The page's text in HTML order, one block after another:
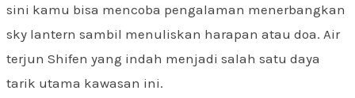
sini kamu bisa mencoba pengalaman menerbangkan
sky lantern sambil menuliskan harapan atau doa. Air
terjun Shifen yang indah menjadi salah satu daya
tarik utama kawasan ini.